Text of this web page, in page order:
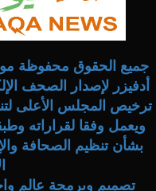
جميع الحقوق محفوظة
أدفيزر لإصدار الصحف
بشأن تنظيم الصحافة
تصميم وبرمجة عالم